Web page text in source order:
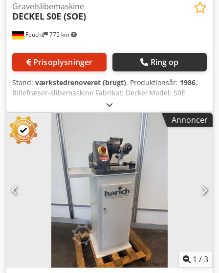
Feucht 775 km
Gravelslibemaskine
DECKELS0E (SOE)
Prisoplysninger Ring op
Stand: værkstedrenoveret (brugt), Produktionsår: 1986,
Rillefræser-slibemaskine Fabrikat: Deckel Model: S0E
Årgang: 1986 – renoveret, nymalet RAL7035 lysegrå /
RAL7012 basaltgrå Maskinnr.: 86-5751 med garanti
Tilbehør: - Maskinstativ - Integreret støvudsugning -
Slibeskive med flange - Aftræksværktøj -
Betjeningsvejledning Inkl. montering af en tænd/sluk-
kontakt med underspændingsudløser for at realisere
genstartbeskyttelse f.eks. ved strømsvigt eller hvis
netstikket trækkes ud inkl. fremstilling af en adapterplade
til montering Brugt, som beset Maskinen svarer teknisk til
den stand, der var gældende ved produktionsåret.
Cedjqctnispfx Abhsrf
Annoncer
1 /3